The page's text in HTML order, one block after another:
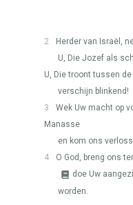
2
Herder van Israël,
U, Die Jozef als
U, Die troont tussen
verschijn blinkend!
3
Wek Uw macht op
Manasse
en kom ons
4
O God, breng ons
doe Uw
worden.